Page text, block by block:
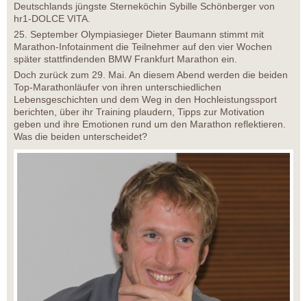
Deutschlands jüngste Sterneköchin Sybille Schönberger von
hr1-DOLCE VITA.
25. September Olympiasieger Dieter Baumann stimmt mit
Marathon-Infotainment die Teilnehmer auf den vier Wochen
später stattfindenden BMW Frankfurt Marathon ein.
Doch zurück zum 29. Mai. An diesem Abend werden die beiden
Top-Marathonläufer von ihren unterschiedlichen
Lebensgeschichten und dem Weg in den Hochleistungssport
berichten, über ihr Training plaudern, Tipps zur Motivation
geben und ihre Emotionen rund um den Marathon reflektieren.
Was die beiden unterscheidet?